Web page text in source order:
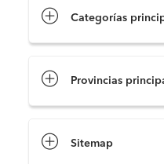
Categorías
Provincias
Sitemap